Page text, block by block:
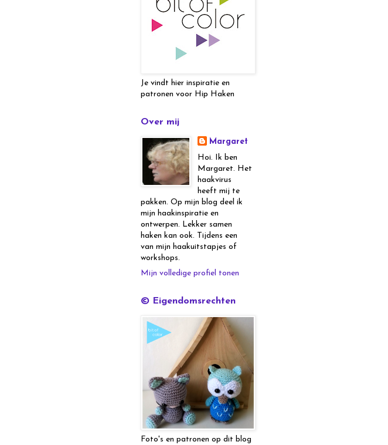
Je vindt hier inspiratie en
patronen voor Hip Haken
Over mij
Margaret
Hoi. Ik ben
Margaret. Het
haakvirus
heeft mij te
pakken. Op mijn blog deel ik
mijn haakinspiratie en
ontwerpen. Lekker samen
haken kan ook. Tijdens een
van mijn haakuitstapjes of
workshops.
Mijn volledige profiel tonen
© Eigendomsrechten
Foto's en patronen op dit blog